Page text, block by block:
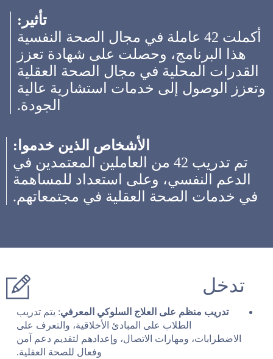
تأثير:
أكملت 42 عاملة في مجال الصحة النفسية
هذا البرنامج، وحصلت على شهادة تعزز
القدرات المحلية في مجال الصحة العقلية
وتعزز الوصول إلى خدمات استشارية عالية
الجودة.
الأشخاص الذين خدموا:
تم تدريب 42 من العاملين المعتمدين في
الدعم النفسي، وعلى استعداد للمساهمة
في خدمات الصحة العقلية في مجتمعاتهم.
تدخل
تدريب منظم على العلاج السلوكي المعرفي: يتم تدريب
الطلاب على المبادئ الأخلاقية، والتعرف على
الاضطرابات، ومهارات الاتصال، وإعدادهم لتقديم دعم آمن
وفعال للصحة العقلية.